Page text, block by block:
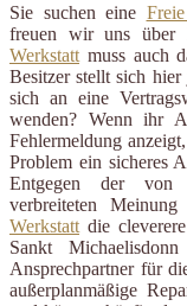
Sie suchen eine
freuen wir uns über
Werkstatt muss auch
Besitzer stellt sich hier
sich an eine
wenden? Wenn ihr
Fehlermeldung
Problem ein sicheres
Entgegen der von
verbreiteten
Werkstatt die
Sankt
Ansprechpartner für
außerplanmäßige